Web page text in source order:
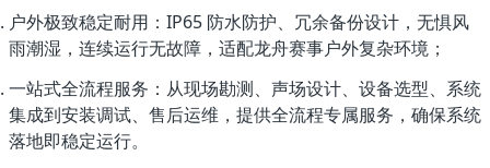
户外极致稳定耐用 ：IP65 防水防护、冗余备份设计，无惧风
雨潮湿，连续运行无故障，适配龙舟赛事户外复杂环境；
一站式全流程服务 ：从现场勘测、声场设计、设备选型、系统
集成到安装调试、售后运维，提供全流程专属服务，确保系统
落地即稳定运行。